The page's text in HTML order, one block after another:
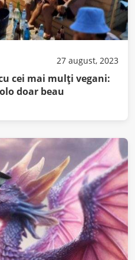
27 august, 2023
cei mai mulți vegani:
doar beau